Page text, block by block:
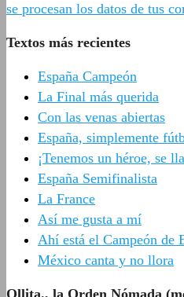
se procesan los datos de tus
Textos más recientes
España Campeón
La Final más querida
Con las venas abiertas
España, simplemente
¡Tenemos un héroe, se
España Semifinalista
La France
Así me gusta a mí
Ahí está el Campeón de
México canta y no llora